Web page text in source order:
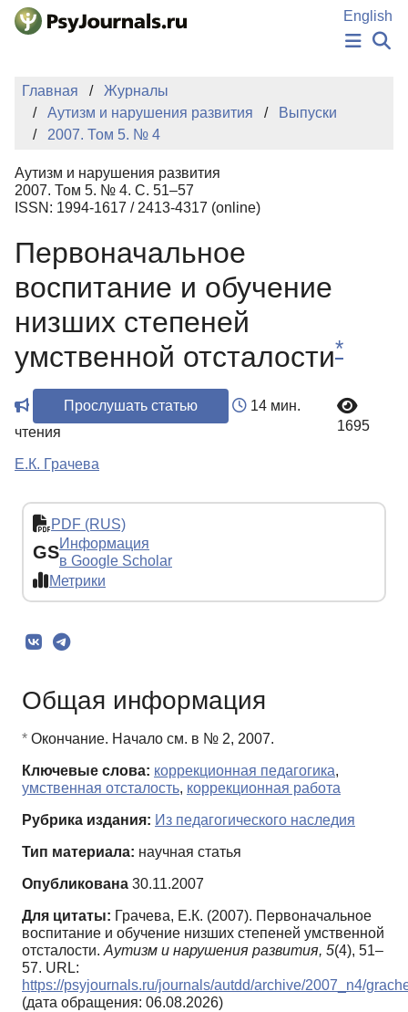
Перейти к основному содержанию
English
НОВОСТИ
АВТОРЫ
КЛЮЧЕВЫЕ СЛОВА
Регистрация
Главная
Журналы
Аутизм и нарушения развития
Выпуски
2007. Том 5. № 4
Аутизм и нарушения развития
2007. Том 5. № 4. С. 51–57
ISSN: 1994-1617 / 2413-4317 (online)
Первоначальное
воспитание и обучение
низших степеней
умственной отсталости*
Прослушать статью
14 мин.
чтения
1695
Е.К. Грачева
PDF (RUS)
GSИнформация
в Google Scholar
Метрики
Общая информация
* Окончание. Начало см. в № 2, 2007.
Ключевые слова: коррекционная педагогика,
умственная отсталость, коррекционная работа
Рубрика издания: Из педагогического наследия
Тип материала: научная статья
Опубликована 30.11.2007
Для цитаты: Грачева, Е.К. (2007). Первоначальное
воспитание и обучение низших степеней умственной
отсталости. Аутизм и нарушения развития, 5(4), 51–
57. URL:
https://psyjournals.ru/journals/autdd/archive/2007_n4/
(дата обращения: 06.08.2026)